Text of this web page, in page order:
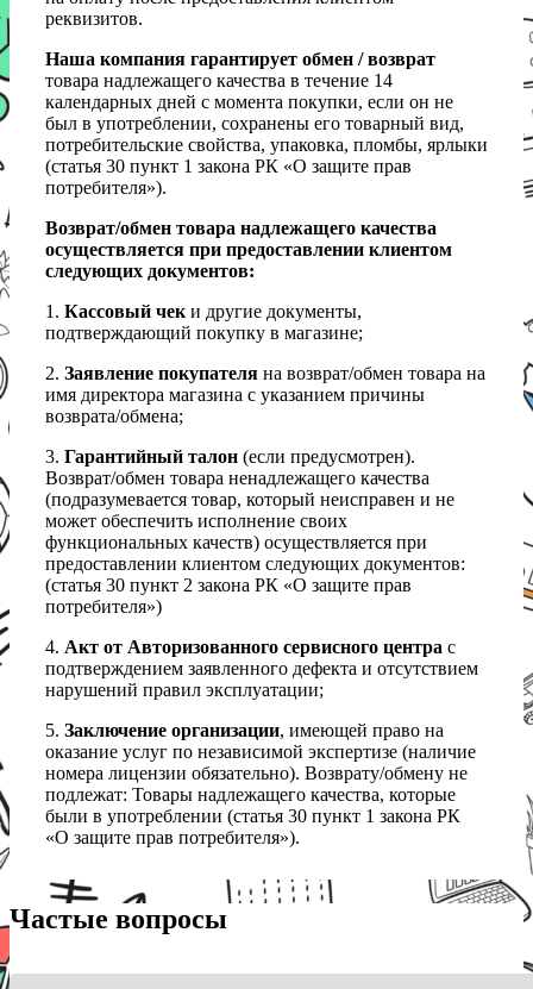
реквизитов.
Наша компания гарантирует обмен / возврат
товара надлежащего качества в течение 14
календарных дней с момента покупки, если он не
был в употреблении, сохранены его товарный вид,
потребительские свойства, упаковка, пломбы, ярлыки
(статья 30 пункт 1 закона РК «О защите прав
потребителя»).
Возврат/обмен товара надлежащего качества
осуществляется при предоставлении клиентом
следующих документов:
1. Кассовый чек и другие документы,
подтверждающий покупку в магазине;
2. Заявление покупателя на возврат/обмен товара на
имя директора магазина с указанием причины
возврата/обмена;
3. Гарантийный талон (если предусмотрен).
Возврат/обмен товара ненадлежащего качества
(подразумевается товар, который неисправен и не
может обеспечить исполнение своих
функциональных качеств) осуществляется при
предоставлении клиентом следующих документов:
(статья 30 пункт 2 закона РК «О защите прав
потребителя»)
4. Акт от Авторизованного сервисного центра с
подтверждением заявленного дефекта и отсутствием
нарушений правил эксплуатации;
5. Заключение организации, имеющей право на
оказание услуг по независимой экспертизе (наличие
номера лицензии обязательно). Возврату/обмену не
подлежат: Товары надлежащего качества, которые
были в употреблении (статья 30 пункт 1 закона РК
«О защите прав потребителя»).
Частые вопросы